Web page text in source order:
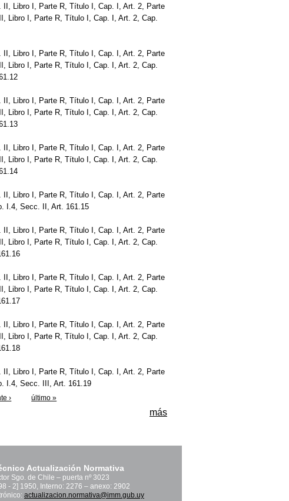
Libro I, Parte R, Título I, Cap. I, Art. 2, Parte
Libro I, Parte R, Título I, Cap. I, Art. 2, Cap.
Libro I, Parte R, Título I, Cap. I, Art. 2, Parte
Libro I, Parte R, Título I, Cap. I, Art. 2, Cap.
Libro I, Parte R, Título I, Cap. I, Art. 2, Parte
Libro I, Parte R, Título I, Cap. I, Art. 2, Cap.
Libro I, Parte R, Título I, Cap. I, Art. 2, Parte
Libro I, Parte R, Título I, Cap. I, Art. 2, Cap.
Libro I, Parte R, Título I, Cap. I, Art. 2, Parte
I.4, Secc. II, Art. 161.15
Libro I, Parte R, Título I, Cap. I, Art. 2, Parte
Libro I, Parte R, Título I, Cap. I, Art. 2, Cap.
Libro I, Parte R, Título I, Cap. I, Art. 2, Parte
Libro I, Parte R, Título I, Cap. I, Art. 2, Cap.
Libro I, Parte R, Título I, Cap. I, Art. 2, Parte
Libro I, Parte R, Título I, Cap. I, Art. 2, Cap.
Libro I, Parte R, Título I, Cap. I, Art. 2, Parte
I.4, Secc. III, Art. 161.19
› último »
más
Actualización Normativa
Sgo. de Chile – puerta nº 3023
- 2] 1950, Interno: 2276 – anexo: 2902
actualizacion.normativa@imm.gub.uy